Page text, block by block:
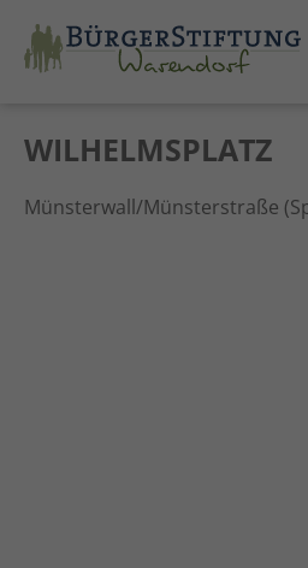
WILHELMSPLATZ
Münsterwall/Münsterstraße